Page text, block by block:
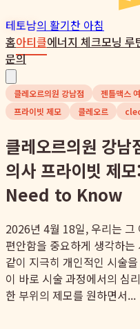
테토남의 활기찬 아침
홈아티클에너지 체크모닝 루
문의
클레오르의원 강남점 젠틀맥스
프라이빗 제모
클레오르
클레오르의원 강
의사 프라이빗 제
Need to Know
2026년 4월 18일, 우리는 그
편안함을 중요하게 생각하
같이 지극히 개인적인 시술
이 바로 시술 과정에서의 심
한 부위의 제모를 원하면서...